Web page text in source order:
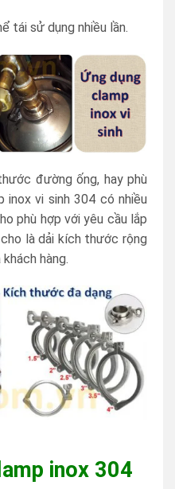
tái sử dụng nhiều lần.
đường ống, hay phù
inox vi sinh 304 có nhiều
phù hợp với yêu cầu lắp
là dải kích thước rộng
hàng.
inox 304